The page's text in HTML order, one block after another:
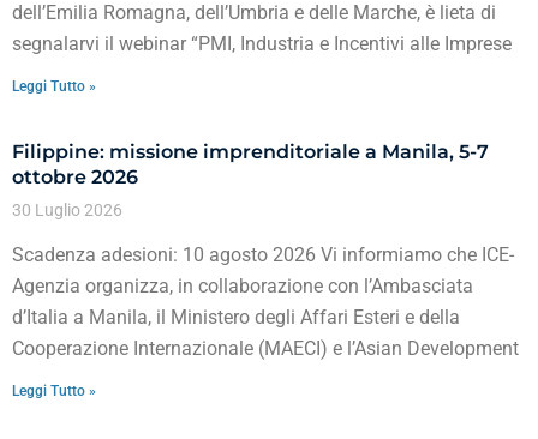
dell’Emilia Romagna, dell’Umbria e delle Marche, è lieta di
segnalarvi il webinar “PMI, Industria e Incentivi alle Imprese
Leggi Tutto »
Filippine: missione imprenditoriale a Manila, 5-7
ottobre 2026
30 Luglio 2026
Scadenza adesioni: 10 agosto 2026 Vi informiamo che ICE-
Agenzia organizza, in collaborazione con l’Ambasciata
d’Italia a Manila, il Ministero degli Affari Esteri e della
Cooperazione Internazionale (MAECI) e l’Asian Development
Leggi Tutto »